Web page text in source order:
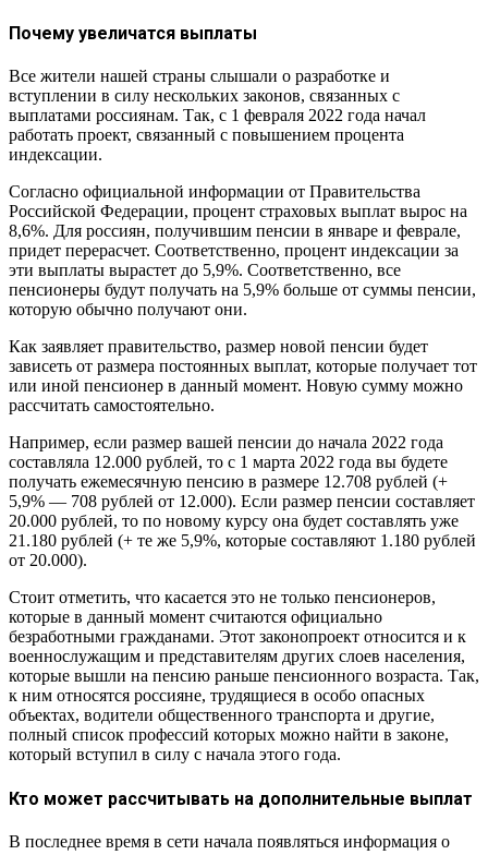
Почему увеличатся выплаты
Все жители нашей страны слышали о разработке и
вступлении в силу нескольких законов, связанных с
выплатами россиянам. Так, с 1 февраля 2022 года начал
работать проект, связанный с повышением процента
индексации.
Согласно официальной информации от Правительства
Российской Федерации, процент страховых выплат вырос на
8,6%. Для россиян, получившим пенсии в январе и феврале,
придет перерасчет. Соответственно, процент индексации за
эти выплаты вырастет до 5,9%. Соответственно, все
пенсионеры будут получать на 5,9% больше от суммы пенсии,
которую обычно получают они.
Как заявляет правительство, размер новой пенсии будет
зависеть от размера постоянных выплат, которые получает тот
или иной пенсионер в данный момент. Новую сумму можно
рассчитать самостоятельно.
Например, если размер вашей пенсии до начала 2022 года
составляла 12.000 рублей, то с 1 марта 2022 года вы будете
получать ежемесячную пенсию в размере 12.708 рублей (+
5,9% — 708 рублей от 12.000). Если размер пенсии составляет
20.000 рублей, то по новому курсу она будет составлять уже
21.180 рублей (+ те же 5,9%, которые составляют 1.180 рублей
от 20.000).
Стоит отметить, что касается это не только пенсионеров,
которые в данный момент считаются официально
безработными гражданами. Этот законопроект относится и к
военнослужащим и представителям других слоев населения,
которые вышли на пенсию раньше пенсионного возраста. Так,
к ним относятся россияне, трудящиеся в особо опасных
объектах, водители общественного транспорта и другие,
полный список профессий которых можно найти в законе,
который вступил в силу с начала этого года.
Кто может рассчитывать на дополнительные выплат
В последнее время в сети начала появляться информация о